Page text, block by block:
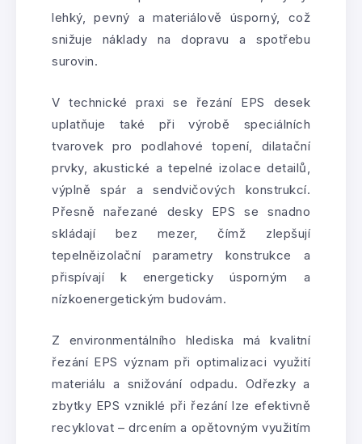
lehký, pevný a materiálově úsporný, což
snižuje náklady na dopravu a spotřebu
surovin.
V technické praxi se řezání EPS desek
uplatňuje také při výrobě speciálních
tvarovek pro podlahové topení, dilatační
prvky, akustické a tepelné izolace detailů,
výplně spár a sendvičových konstrukcí.
Přesně nařezané desky EPS se snadno
skládají bez mezer, čímž zlepšují
tepelněizolační parametry konstrukce a
přispívají k energeticky úsporným a
nízkoenergetickým budovám.
Z environmentálního hlediska má kvalitní
řezání EPS význam při optimalizaci využití
materiálu a snižování odpadu. Odřezky a
zbytky EPS vzniklé při řezání lze efektivně
recyklovat – drcením a opětovným využitím